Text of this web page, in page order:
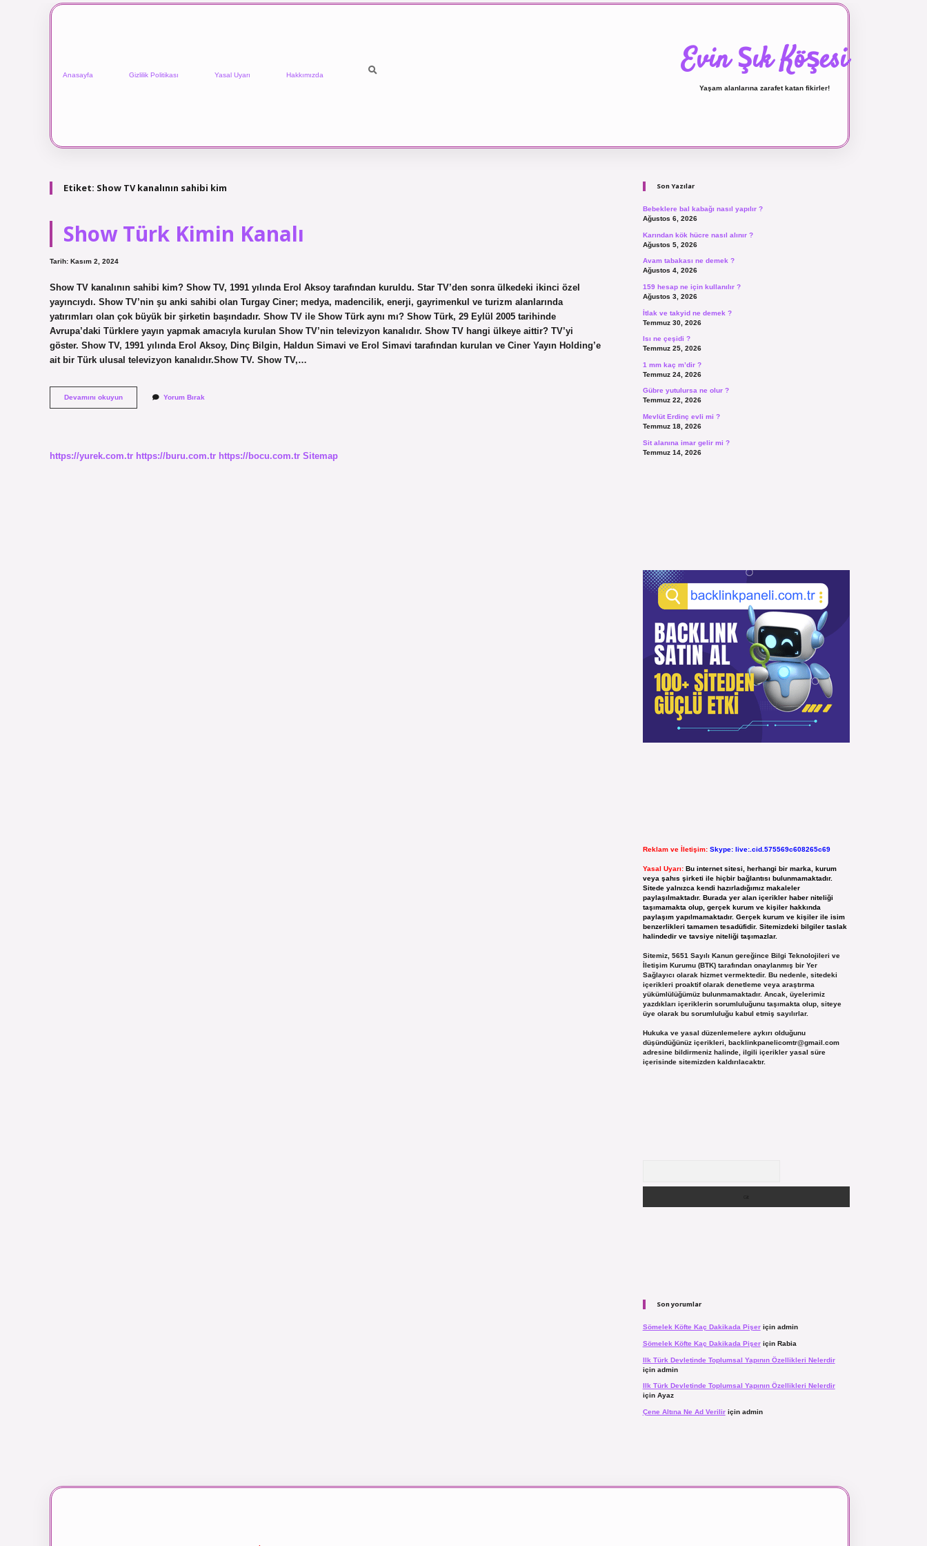
Anasayfa Gizlilik Politikası Yasal Uyarı Hakkımızda Evin Şık Köşesi
Yaşam alanlarına zarafet katan fikirler!
Etiket: Show TV kanalının sahibi kim
Show Türk Kimin Kanalı
Tarih: Kasım 2, 2024
Show TV kanalının sahibi kim? Show TV, 1991 yılında Erol Aksoy tarafından kuruldu. Star TV’den sonra ülkedeki ikinci özel
yayıncıydı. Show TV’nin şu anki sahibi olan Turgay Ciner; medya, madencilik, enerji, gayrimenkul ve turizm alanlarında
yatırımları olan çok büyük bir şirketin başındadır. Show TV ile Show Türk aynı mı? Show Türk, 29 Eylül 2005 tarihinde
Avrupa’daki Türklere yayın yapmak amacıyla kurulan Show TV’nin televizyon kanalıdır. Show TV hangi ülkeye aittir? TV’yi
göster. Show TV, 1991 yılında Erol Aksoy, Dinç Bilgin, Haldun Simavi ve Erol Simavi tarafından kurulan ve Ciner Yayın Holding’e
ait bir Türk ulusal televizyon kanalıdır.Show TV. Show TV,…
Devamını okuyunShow
Türk
Yorum Bırak
https://yurek.com.tr https://buru.com.tr https://bocu.com.tr Sitemap
Son Yazılar
Bebeklere bal kabağı nasıl yapılır ?
Ağustos 6, 2026
Karından kök hücre nasıl alınır ?
Ağustos 5, 2026
Avam tabakası ne demek ?
Ağustos 4, 2026
159 hesap ne için kullanılır ?
Ağustos 3, 2026
İtlak ve takyid ne demek ?
Temmuz 30, 2026
Isı ne çeşidi ?
Temmuz 25, 2026
1 mm kaç m’dir ?
Temmuz 24, 2026
Gübre yutulursa ne olur ?
Temmuz 22, 2026
Mevlüt Erdinç evli mi ?
Temmuz 18, 2026
Sit alanına imar gelir mi ?
Temmuz 14, 2026
Reklam ve İletişim: Skype: live:.cid.575569c608265c69
Yasal Uyarı: Bu internet sitesi, herhangi bir marka, kurum
veya şahıs şirketi ile hiçbir bağlantısı bulunmamaktadır.
Sitede yalnızca kendi hazırladığımız makaleler
paylaşılmaktadır. Burada yer alan içerikler haber niteliği
taşımamakta olup, gerçek kurum ve kişiler hakkında
paylaşım yapılmamaktadır. Gerçek kurum ve kişiler ile isim
benzerlikleri tamamen tesadüfidir. Sitemizdeki bilgiler taslak
halindedir ve tavsiye niteliği taşımazlar.
Sitemiz, 5651 Sayılı Kanun gereğince Bilgi Teknolojileri ve
İletişim Kurumu (BTK) tarafından onaylanmış bir Yer
Sağlayıcı olarak hizmet vermektedir. Bu nedenle, sitedeki
içerikleri proaktif olarak denetleme veya araştırma
yükümlülüğümüz bulunmamaktadır. Ancak, üyelerimiz
yazdıkları içeriklerin sorumluluğunu taşımakta olup, siteye
üye olarak bu sorumluluğu kabul etmiş sayılırlar.
Hukuka ve yasal düzenlemelere aykırı olduğunu
düşündüğünüz içerikleri, backlinkpanelicomtr@gmail.com
adresine bildirmeniz halinde, ilgili içerikler yasal süre
içerisinde sitemizden kaldırılacaktır.
Son yorumlar
Sömelek Köfte Kaç Dakikada Pişeriçin admin
Sömelek Köfte Kaç Dakikada Pişeriçin Rabia
Ilk Türk Devletinde Toplumsal Yapının Özellikleri Nelerdir
için admin
Ilk Türk Devletinde Toplumsal Yapının Özellikleri Nelerdir
için Ayaz
Çene Altına Ne Ad Veriliriçin admin